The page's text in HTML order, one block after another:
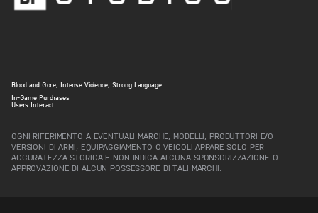
Blood and Gore, Intense Violence, Strong Language
In-Game Purchases
Users Interact
OGNI RIFERIMENTO A EVENTUALI MARCHE, MODELLI, PRODUTTORI E/O
VERSIONI DI ARMI, EQUIPAGGIAMENTO O VEICOLI APPARE SOLO PER
ACCURATEZZA STORICA E NON INDICA ALCUNA SPONSORIZZAZIONE O
APPROVAZIONE DI ALCUN POSSESSORE DI TALI MARCHI.